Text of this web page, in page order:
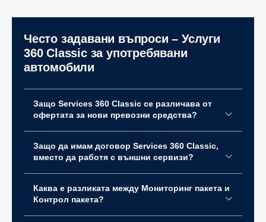
Често задавани въпроси – Услуги
360 Classic за употребявани
автомобили
Защо Services 360 Classic се различава от
офертата за нови превозни средства?
Защо да имам договор Services 360 Classic,
вместо да работя с външни сервизи?
Каква е разликата между Мониторинг пакета и
Контрол пакета?